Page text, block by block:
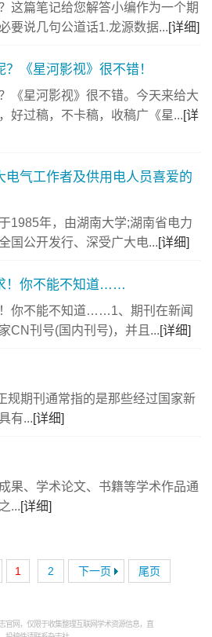
这篇笔记给您解答小编作为一个期
要说几句公道话1.龙源数据...[详细]
《星河影视》很不错！
《星河影视》很不错。今天来给大
好过稿，不卡稿，收稿广《星...[详
电气工作者及供用电人员喜爱的
1985年，由湖南大学;湖南省电力
国公开发行、深受广大电...[详细]
！你不能不知道……
你不能不知道……1、期刊在新闻
CN刊号(国内刊号)，并且...[详细]
规期刊通常指的是那些经过国家新
有...[详细]
果、学术论文、书籍等学术作品通
...[详细]
1 2 下一页 尾页
官网，仅限于收集整理互联网学术资源信息，直